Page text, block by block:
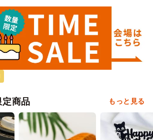
定商品 もっと見る